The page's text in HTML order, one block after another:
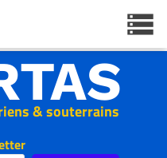
& souterrains
storage